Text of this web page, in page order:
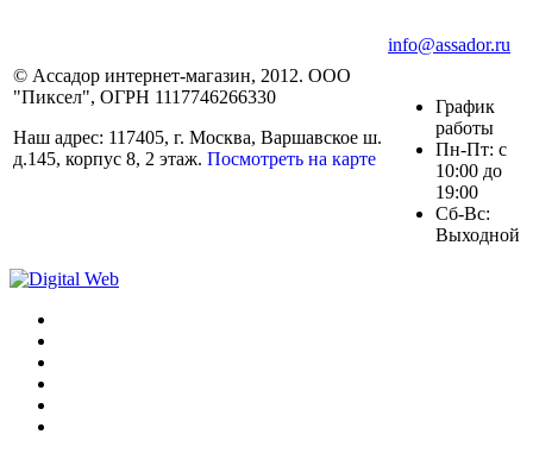
© Ассадор интернет-магазин, 2012. ООО
"Пиксел", ОГРН 1117746266330
Наш адрес: 117405, г. Москва, Варшавское ш.
д.145, корпус 8, 2 этаж. Посмотреть на карте
info@assador.ru
График
работы
Пн-Пт: с
10:00 до
19:00
Сб-Вс:
Выходной